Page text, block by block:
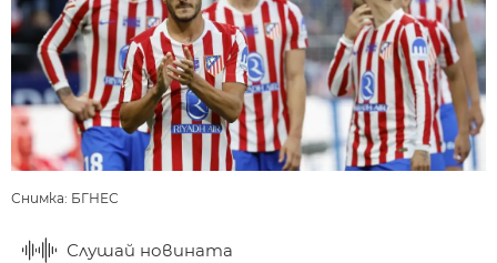
Снимка: БГНЕС
Слушай новината